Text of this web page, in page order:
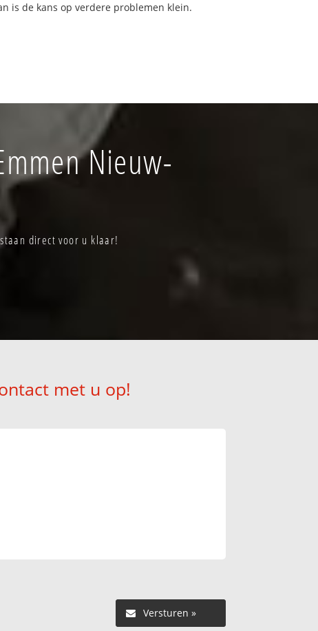
is de kans op verdere problemen klein.
Nieuw-
direct voor u klaar!
met u op!
Versturen »